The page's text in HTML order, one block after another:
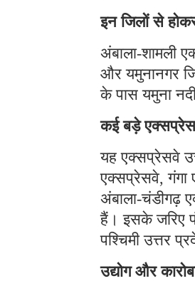
इन जिलों से
अंबाला-शामली
और यमुनानगर
के पास यमुना
कई बड़े
यह एक्सप्रेसवे
एक्सप्रेसवे, गंगा
अंबाला-चंडीगढ़
हैं। इसके जरिए
पश्चिमी उत्तर
उद्योग और